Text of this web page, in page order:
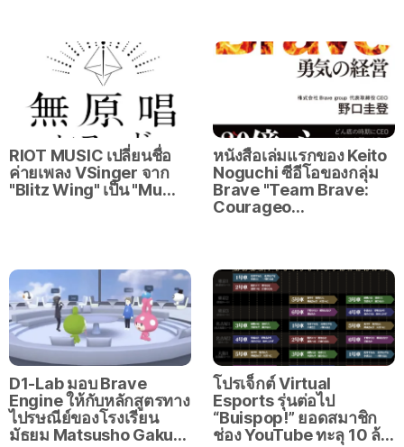
RIOT MUSIC เปลี่ยนชื่อ
ค่ายเพลง VSinger จาก
"Blitz Wing" เป็น "Mu…
หนังสือเล่มแรกของ Keito
Noguchi ซีอีโอของกลุ่ม
Brave "Team Brave:
Courageo…
D1-Lab มอบ Brave
Engine ให้กับหลักสูตรทาง
ไปรษณีย์ของโรงเรียน
มัธยม Matsusho Gaku…
โปรเจ็กต์ Virtual
Esports รุ่นต่อไป
“Buispop!” ยอดสมาชิก
ช่อง YouTube ทะลุ 10 ล้…